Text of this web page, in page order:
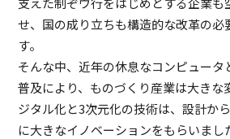
せ、国の成り立ちも構造的な改革の必
す。
そんな中、近年の休息なコンピュータ
普及により、ものづくり産業は大きな
ジタル化と3次元化の技術は、設計か
に大きなイノベーションをもらいまし